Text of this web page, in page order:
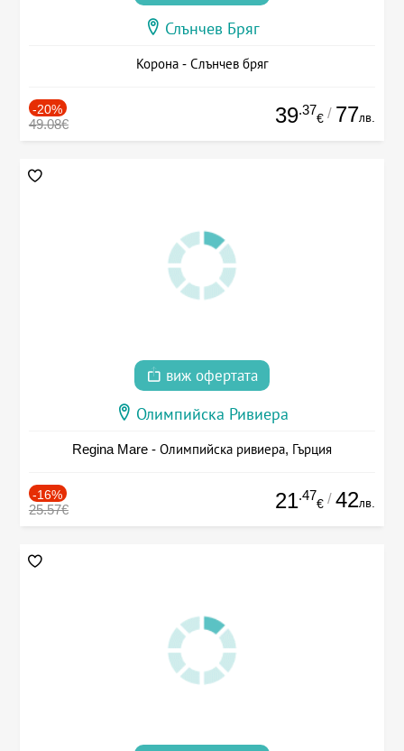
Слънчев Бряг
Корона - Слънчев бряг
-20%
49.08€ 39.37
€ / 77лв.
виж офертата
Олимпийска Ривиера
Regina Mare - Олимпийска ривиера, Гърция
-16%
25.57€ 21.47
€ / 42лв.